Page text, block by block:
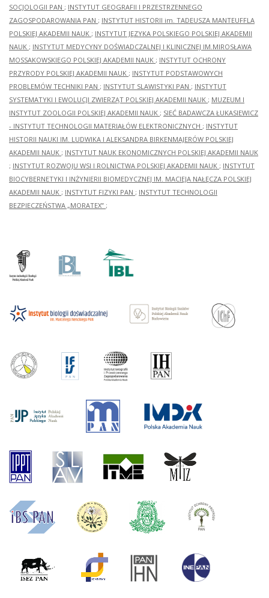
SOCJOLOGII PAN ; INSTYTUT GEOGRAFII I PRZESTRZENNEGO
ZAGOSPODAROWANIA PAN ; INSTYTUT HISTORII im. TADEUSZA MANTEUFFLA
POLSKIEJ AKADEMII NAUK ; INSTYTUT JĘZYKA POLSKIEGO POLSKIEJ AKADEMII
NAUK ; INSTYTUT MEDYCYNY DOŚWIADCZALNEJ I KLINICZNEJ IM.MIROSŁAWA
MOSSAKOWSKIEGO POLSKIEJ AKADEMII NAUK ; INSTYTUT OCHRONY
PRZYRODY POLSKIEJ AKADEMII NAUK ; INSTYTUT PODSTAWOWYCH
PROBLEMÓW TECHNIKI PAN ; INSTYTUT SLAWISTYKI PAN ; INSTYTUT
SYSTEMATYKI I EWOLUCJI ZWIERZĄT POLSKIEJ AKADEMII NAUK ; MUZEUM I
INSTYTUT ZOOLOGII POLSKIEJ AKADEMII NAUK ; SIEĆ BADAWCZA ŁUKASIEWICZ
- INSTYTUT TECHNOLOGII MATERIAŁÓW ELEKTRONICZNYCH ; INSTYTUT
HISTORII NAUKI IM. LUDWIKA I ALEKSANDRA BIRKENMAJERÓW POLSKIEJ
AKADEMII NAUK ; INSTYTUT NAUK EKONOMICZNYCH POLSKIEJ AKADEMII NAUK
; INSTYTUT ROZWOJU WSI I ROLNICTWA POLSKIEJ AKADEMII NAUK ; INSTYTUT
BIOCYBERNETYKI I INŻYNIERII BIOMEDYCZNEJ IM. MACIEJA NAŁĘCZA POLSKIEJ
AKADEMII NAUK ; INSTYTUT FIZYKI PAN ; INSTYTUT TECHNOLOGII
BEZPIECZEŃSTWA „MORATEX” ;